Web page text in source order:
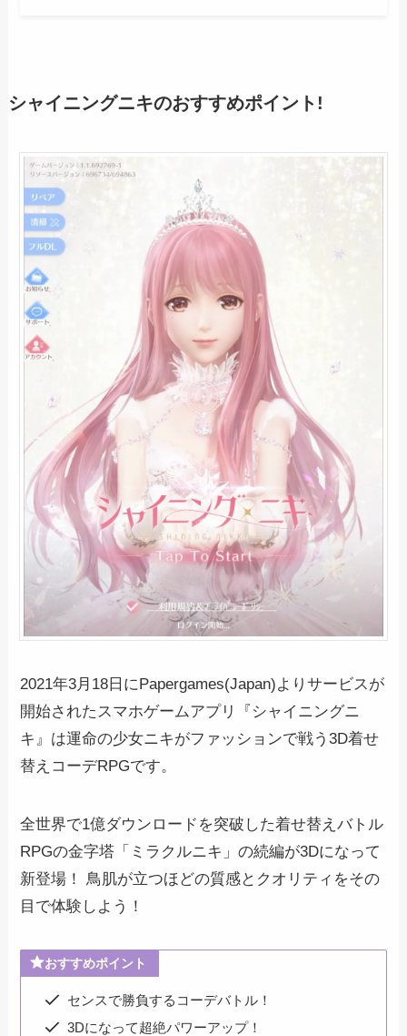
シャイニングニキのおすすめポイント!
2021年3月18日にPapergames(Japan)よりサービスが
開始されたスマホゲームアプリ『シャイニングニ
キ』は運命の少女ニキがファッションで戦う3D着せ
替えコーデRPGです。
全世界で1億ダウンロードを突破した着せ替えバトル
RPGの金字塔「ミラクルニキ」の続編が3Dになって
新登場！ 鳥肌が立つほどの質感とクオリティをその
目で体験しよう！
おすすめポイント
センスで勝負するコーデバトル！
3Dになって超絶パワーアップ！